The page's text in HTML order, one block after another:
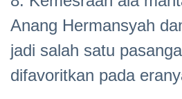
Anang Hermansyah
jadi salah satu
difavoritkan pada